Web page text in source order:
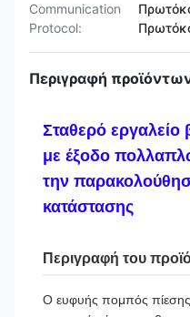
Communication
Protocol:
Περιγραφή
Σταθερό εργαλείο
με έξοδο
την
κατάστασης
Περιγραφή του
Ο ευφυής πομπός πίεσης